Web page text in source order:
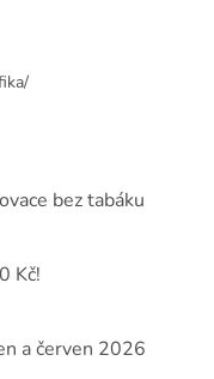
bez tabáku
Kč!
a červen 2026